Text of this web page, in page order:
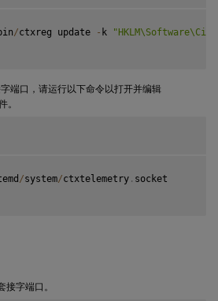
/ctxreg update - k
端口，请运行以下命令以打开并编辑
。
/system/ctxtelemetry . socket
字端口。